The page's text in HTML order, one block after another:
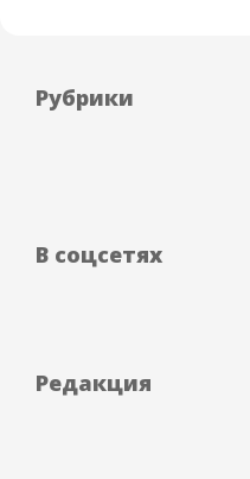
Рубрики
В соцсетях
Редакция